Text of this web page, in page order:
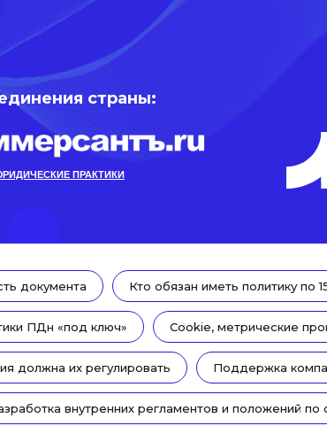
страны:
ПРАКТИКИ
документа Кто обязан иметь политику по
ПДн «под ключ» Cookie, метрические
должна их регулировать Поддержка
внутренних регламентов и положений